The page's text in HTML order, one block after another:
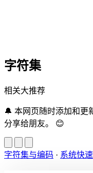
字符集
相关大推荐
🔔 本网页随时添加和更
分享给朋友。 😊
字符集与编码 · 系统快